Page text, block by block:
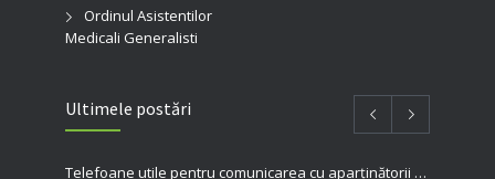
Ordinul Asistentilor
Medicali Generalisti
Ultimele postări
Telefoane utile pentru comunicarea cu aparținătorii pacienților internați în spitalul nostru